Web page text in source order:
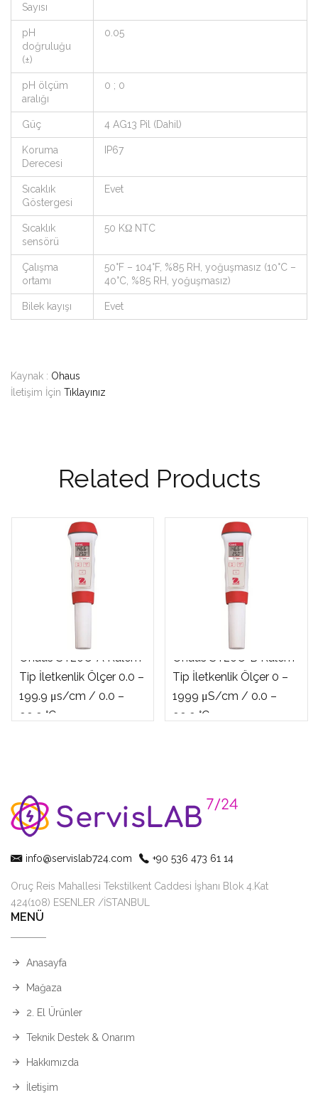
Sayısı
pH
doğruluğu
(±)
0.05
pH ölçüm
aralığı
0 ; 0
Güç 4 AG13 Pil (Dahil)
Koruma
Derecesi
IP67
Sıcaklık
Göstergesi
Evet
Sıcaklık
sensörü
50 KΩ NTC
Çalışma
ortamı
50°F – 104°F, %85 RH, yoğuşmasız (10°C –
40°C, %85 RH, yoğuşmasız)
Bilek kayışı Evet
Kaynak : Ohaus
İletişim İçin Tıklayınız
Related Products
Ohaus ST20C-A Kalem
Tip İletkenlik Ölçer 0.0 –
199.9 μs/cm / 0.0 –
99.9 °C
Ohaus ST20C-B Kalem
Tip İletkenlik Ölçer 0 –
1999 μS/cm / 0.0 –
99.9 °C
info@servislab724.com +90 536 473 61 14
Oruç Reis Mahallesi Tekstilkent Caddesi İşhanı Blok 4.Kat
424(108) ESENLER /İSTANBUL
MENÜ
Anasayfa
Mağaza
2. El Ürünler
Teknik Destek & Onarım
Hakkımızda
İletişim